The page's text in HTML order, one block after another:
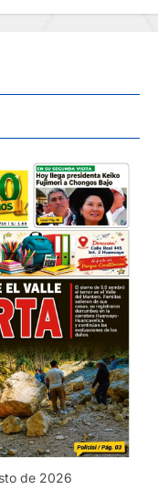
de 2026